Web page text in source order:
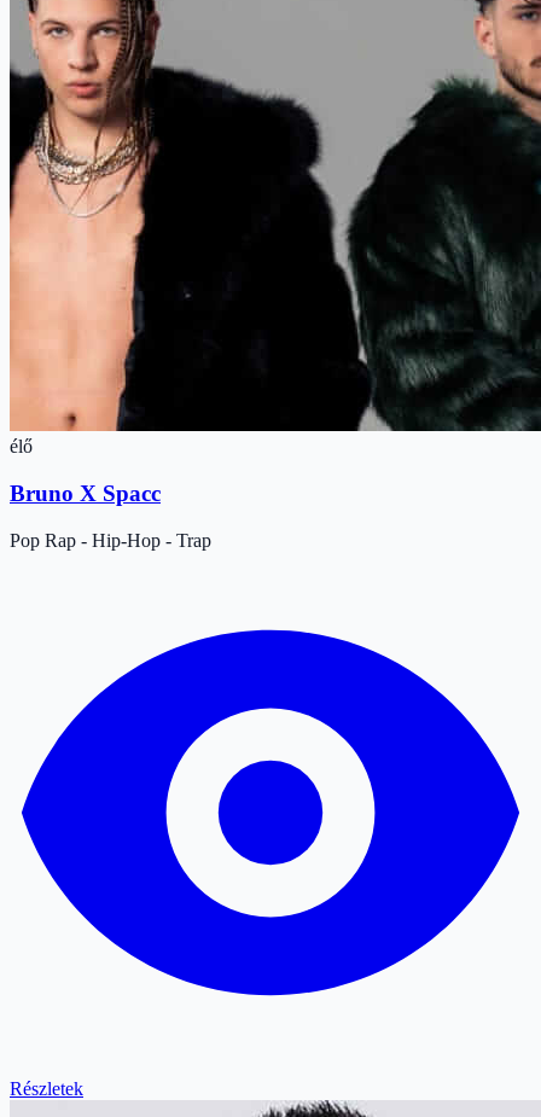
élő
Bruno X Spacc
Pop Rap - Hip-Hop - Trap
Részletek